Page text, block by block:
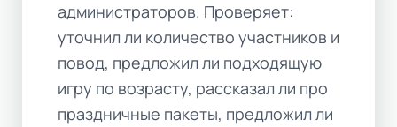
администраторов. Проверяет:
уточнил ли количество участников и
повод, предложил ли подходящую
игру по возрасту, рассказал ли про
праздничные пакеты, предложил ли